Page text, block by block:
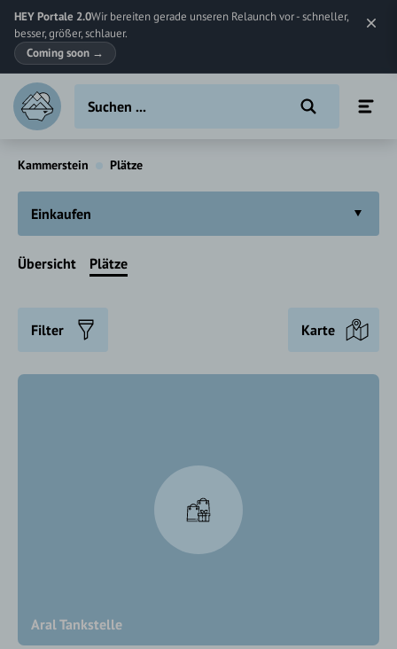
HEY Portale 2.0Wir bereiten gerade unseren Relaunch vor - schneller,
besser, größer, schlauer.
Coming soon →
Kammerstein Plätze
Einkaufen
Übersicht Plätze
Filter Karte
Aral Tankstelle